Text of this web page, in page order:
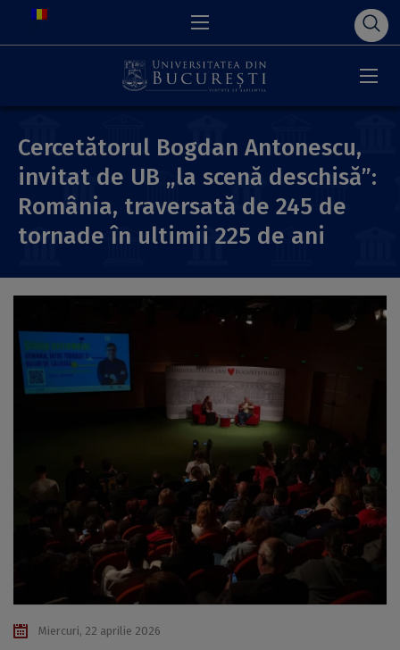
Cercetătorul Bogdan Antonescu,
invitat de UB „la scenă deschisă”:
România, traversată de 245 de
tornade în ultimii 225 de ani
Miercuri, 22 aprilie 2026